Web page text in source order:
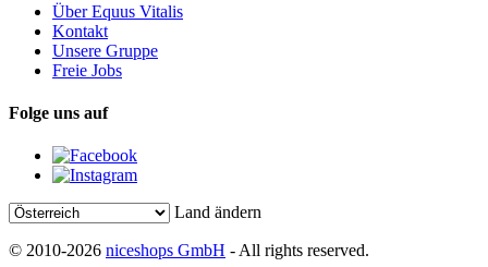
Über Equus Vitalis
Kontakt
Unsere Gruppe
Freie Jobs
Folge uns auf
Land ändern
© 2010-2026 niceshops GmbH - All rights reserved.